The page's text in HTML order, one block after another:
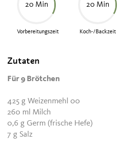
20 Min
Vorbereitungszeit
20 Min
Koch-/Backzeit
Zutaten
Für 9 Brötchen
425 g Weizenmehl 00
260 ml Milch
0,6 g Germ (frische Hefe)
7 g Salz